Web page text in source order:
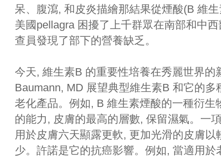
呆、腹瀉, 和皮炎描繪那結果從煙酸(B 維
美國pellagra 困擾了上千群眾在南部和中
查員發現了部下的營養缺乏。
今天, 維生素B 的重要性培養在秀麗世界的
Baumann, MD 展望典型維生素B 和它的
老化產品。例如, B 維生素煙酸的一種衍
的能力, 皮膚的最高的層數, 保留濕氣。一
用於皮膚六天顯露更軟, 更加光滑的皮膚
少。許諾是它的抗癌影響。例如, 當適用